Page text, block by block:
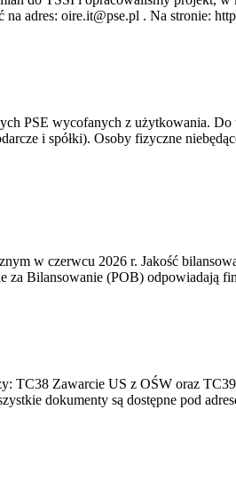
adres: oire.it@pse.pl . Na stronie:
PSE wycofanych z użytkowania.
i spółki). Osoby fizyczne
w czerwcu 2026 r. Jakość
Bilansowanie (POB) odpowiadają
TC38 Zawarcie US z OŚW oraz
dokumenty są dostępne pod